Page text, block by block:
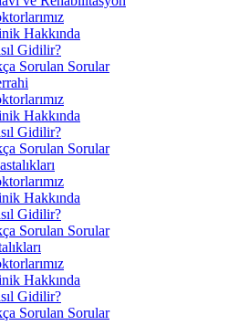
Hakkında
Gidilir?
Sorulan Sorular
Hakkında
Gidilir?
Sorulan Sorular
Hakkında
Gidilir?
Sorulan Sorular
Hakkında
Gidilir?
Sorulan Sorular